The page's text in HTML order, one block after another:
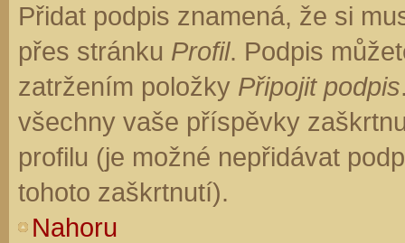
Přidat podpis znamená, že si
přes stránku Profil. Podpis
zatržením položky Připojit podpis
všechny vaše příspěvky
profilu (je možné nepřidávat
tohoto zaškrtnutí).
Nahoru